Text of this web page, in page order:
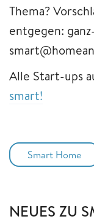
Thema?
entgegen:
Alle Start-ups
smart!
Smart Home
NEUES ZU